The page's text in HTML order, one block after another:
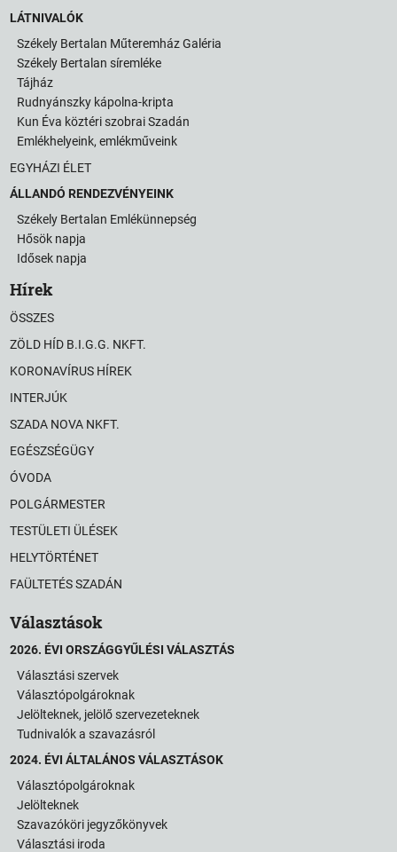
LÁTNIVALÓK
Székely Bertalan Műteremház Galéria
Székely Bertalan síremléke
Tájház
Rudnyánszky kápolna-kripta
Kun Éva köztéri szobrai Szadán
Emlékhelyeink, emlékműveink
EGYHÁZI ÉLET
ÁLLANDÓ RENDEZVÉNYEINK
Székely Bertalan Emlékünnepség
Hősök napja
Idősek napja
Hírek
ÖSSZES
ZÖLD HÍD B.I.G.G. NKFT.
KORONAVÍRUS HÍREK
INTERJÚK
SZADA NOVA NKFT.
EGÉSZSÉGÜGY
ÓVODA
POLGÁRMESTER
TESTÜLETI ÜLÉSEK
HELYTÖRTÉNET
FAÜLTETÉS SZADÁN
Választások
2026. ÉVI ORSZÁGGYŰLÉSI VÁLASZTÁS
Választási szervek
Választópolgároknak
Jelölteknek, jelölő szervezeteknek
Tudnivalók a szavazásról
2024. ÉVI ÁLTALÁNOS VÁLASZTÁSOK
Választópolgároknak
Jelölteknek
Szavazóköri jegyzőkönyvek
Választási iroda